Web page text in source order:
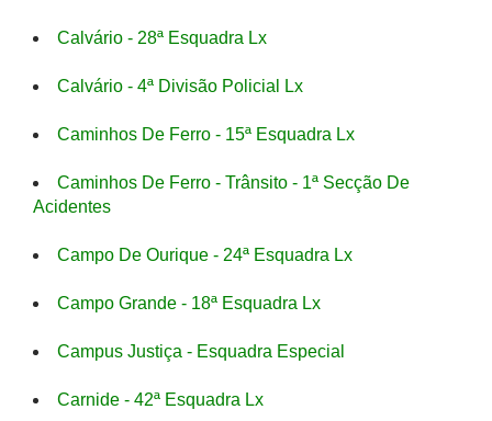
Calvário - 28ª Esquadra Lx
Calvário - 4ª Divisão Policial Lx
Caminhos De Ferro - 15ª Esquadra Lx
Caminhos De Ferro - Trânsito - 1ª Secção De
Acidentes
Campo De Ourique - 24ª Esquadra Lx
Campo Grande - 18ª Esquadra Lx
Campus Justiça - Esquadra Especial
Carnide - 42ª Esquadra Lx